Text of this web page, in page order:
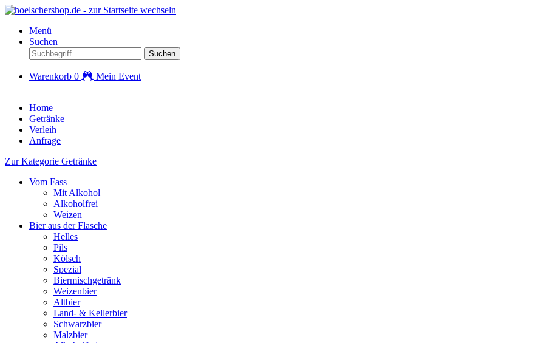
Menü
Suchen
Suchen
Warenkorb 0 Mein Event
Home
Getränke
Verleih
Anfrage
Zur Kategorie Getränke
Vom Fass
Mit Alkohol
Alkoholfrei
Weizen
Bier aus der Flasche
Helles
Pils
Kölsch
Spezial
Biermischgetränk
Weizenbier
Altbier
Land- & Kellerbier
Schwarzbier
Malzbier